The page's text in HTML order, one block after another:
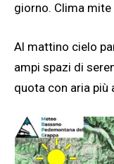
giorno. Clima mite
Al mattino cielo
ampi spazi di
quota con aria più